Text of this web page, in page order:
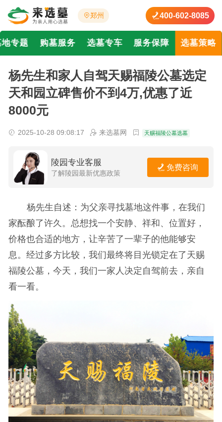
郑州 400-602-8085
地专题 购墓服务 选墓专车 服务保障 选墓策略
杨先生和家人自驾天赐福陵公墓选定
天和园立碑售价不到4万,优惠了近
8000元
2025-10-28 09:08:17 来选墓网 天赐福陵公墓选墓
陵园专业客服
了解陵园最新优惠政策
免费咨询
杨先生自述：为父亲寻找墓地这件事，在我们
家酝酿了许久。总想找一个安静、祥和、位置好，
价格也合适的地方，让辛苦了一辈子的他能够安
息。经过多方比较，我们最终将目光锁定在了天赐
福陵公墓，今天，我们一家人决定自驾前去，亲自
看一看。